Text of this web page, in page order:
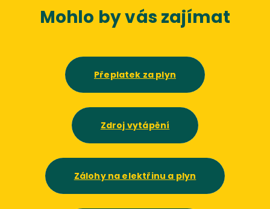
Mohlo by vás zajímat
Přeplatek za plyn
Zdroj vytápění
Zálohy na elektřinu a plyn